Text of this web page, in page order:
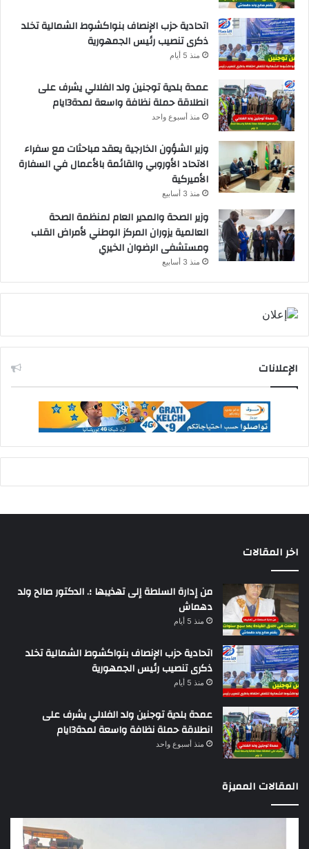
اتحادية حزب الإنصاف بنواكشوط الشمالية تخلد
ذكرى تنصيب رئيس الجمهورية
منذ 5 أيام
عمدة بلدية توجنين ولد الفلالي يشرف على
انطلاقة حملة نظافة واسعة لمدة3ايام
منذ أسبوع واحد
وزير الشؤون الخارجية يعقد مباحثات مع سفراء
الاتحاد الأوروبي والقائمة بالأعمال في السفارة
الأميركية
منذ 3 أسابيع
وزير الصحة والمدير العام لمنظمة الصحة
العالمية يزوران المركز الوطني لأمراض القلب
ومستشفى الرضوان الخيري
منذ 3 أسابيع
الإعلانات
اخر المقالات
من إدارة السلطة إلى تهذيبها ؛. الدكتور صالح ولد
دهماش
منذ 5 أيام
اتحادية حزب الإنصاف بنواكشوط الشمالية تخلد
ذكرى تنصيب رئيس الجمهورية
منذ 5 أيام
عمدة بلدية توجنين ولد الفلالي يشرف على
انطلاقة حملة نظافة واسعة لمدة3ايام
منذ أسبوع واحد
المقالات المميزة